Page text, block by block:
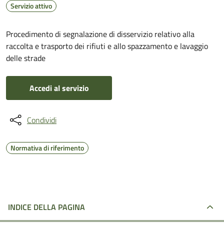
Servizio attivo
Procedimento di segnalazione di disservizio relativo alla
raccolta e trasporto dei rifiuti e allo spazzamento e lavaggio
delle strade
Accedi al servizio
Condividi
Normativa di riferimento
INDICE DELLA PAGINA